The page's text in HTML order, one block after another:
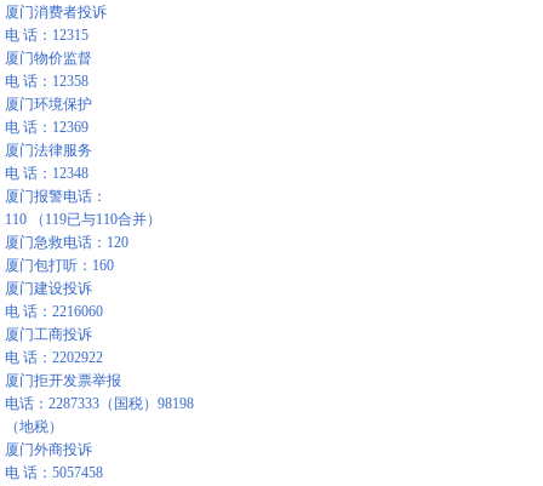
厦门消费者投诉
电 话：12315
厦门物价监督
电 话：12358
厦门环境保护
电 话：12369
厦门法律服务
电 话：12348
厦门报警电话：
110 （119已与110合并）
厦门急救电话：120
厦门包打听：160
厦门建设投诉
电 话：2216060
厦门工商投诉
电 话：2202922
厦门拒开发票举报
电话：2287333（国税）98198
（地税）
厦门外商投诉
电 话：5057458